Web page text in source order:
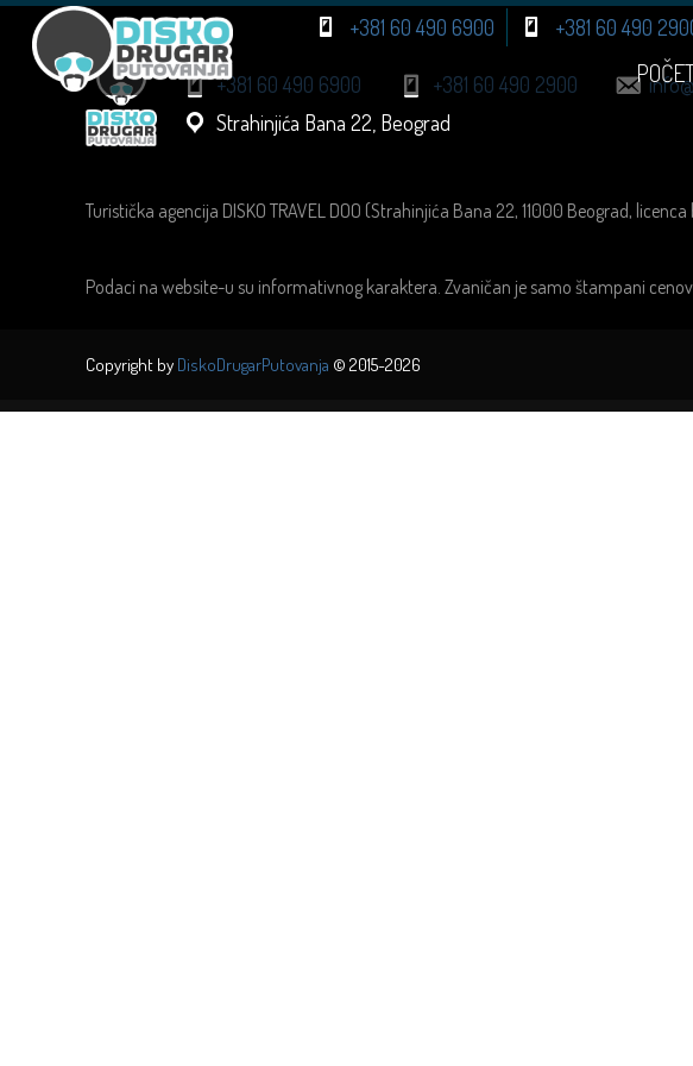
+381 60 490 6900 +381 60 490
+381 60 490 6900 +381 60 490 2900
Strahinjića Bana 22, Beograd
Turistička agencija DISKO TRAVEL DOO (Strahinjića Bana 22, 11000 Beograd,
Podaci na website-u su informativnog karaktera. Zvaničan je samo štampani
Copyright by DiskoDrugarPutovanja © 2015-2026